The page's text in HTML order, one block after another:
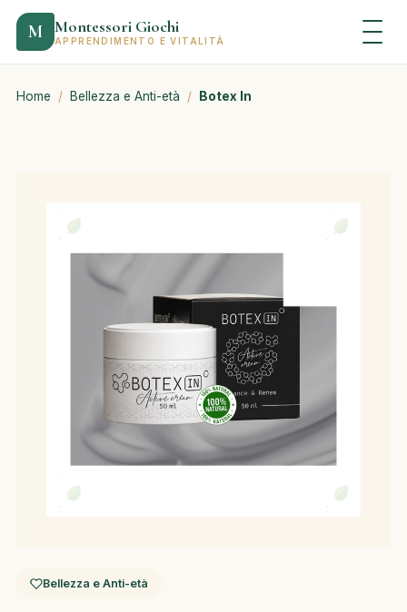
M Montessori Giochi
APPRENDIMENTO E VITALITÀ
Home / Bellezza e Anti-età / Botex In
Bellezza e Anti-età